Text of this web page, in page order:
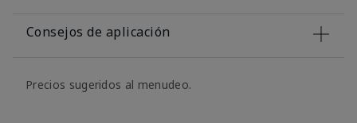
Consejos de aplicación
Precios sugeridos al menudeo.